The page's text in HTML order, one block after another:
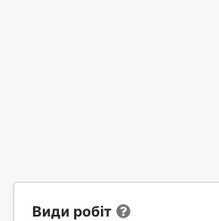
Види робіт